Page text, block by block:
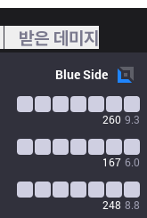
받은 데미지
BlueSide
260 9.3
167 6.0
248 8.8